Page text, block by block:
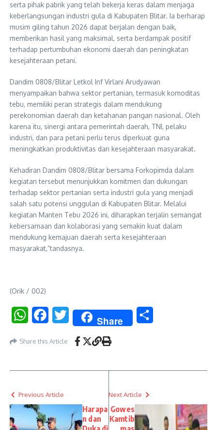
serta pihak pabrik yang telah bekerja keras dalam menjaga
keberlangsungan industri gula di Kabupaten Blitar. Ia berharap
musim giling tahun 2026 dapat berjalan dengan baik,
memberikan hasil yang maksimal, serta berdampak positif
terhadap pertumbuhan ekonomi daerah dan peningkatan
kesejahteraan petani.
Dandim 0808/Blitar Letkol Inf Virlani Arudyawan
menyampaikan bahwa sektor pertanian, termasuk komoditas
tebu, memiliki peran strategis dalam mendukung
perekonomian daerah dan ketahanan pangan nasional. Oleh
karena itu, sinergi antara pemerintah daerah, TNI, pelaku
industri, dan para petani perlu terus diperkuat guna
meningkatkan produktivitas dan kesejahteraan masyarakat.
Kehadiran Dandim 0808/Blitar bersama Forkopimda dalam
kegiatan tersebut menunjukkan komitmen dan dukungan
terhadap sektor pertanian serta industri gula yang menjadi
salah satu potensi unggulan di Kabupaten Blitar. Melalui
kegiatan Manten Tebu 2026 ini, diharapkan terjalin semangat
kebersamaan dan kolaborasi yang semakin kuat dalam
mendukung kemajuan daerah serta kesejahteraan
masyarakat,”tandasnya.
(Orik / 002)
WhatsAppFacebookTwitter Share
Share this Article
Previous Article
Harapa
n dan
Next Article
Gowes
Kamtib